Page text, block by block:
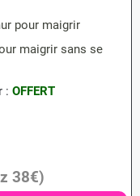
pour maigrir
maigrir sans se
r : OFFERT
38€)